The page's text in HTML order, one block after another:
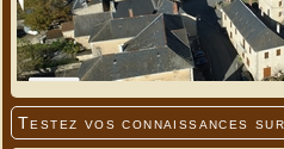
Testez vos connaissances